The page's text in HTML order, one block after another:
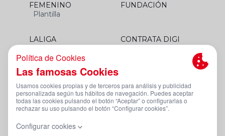
FEMENINO
Plantilla
FUNDACIÓN
LALIGA
CONTRATA DIGI
Aviso Legal Y Condiciones De Uso